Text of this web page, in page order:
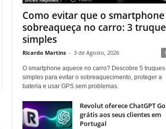
Como evitar que o smartphone
sobreaqueça no carro: 3
simples
Ricardo Martins - 3 de Agosto, 2026
O smartphone aquece no carro? Descobre 5 truques
simples para evitar o sobreaquecimento, proteger a
bateria e usar GPS sem problemas.
Revolut oferece ChatGPT Go
grátis aos seus clientes em
Portugal